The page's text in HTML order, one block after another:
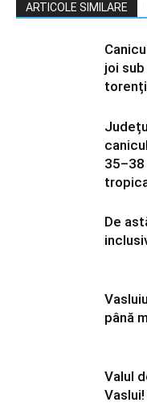
ARTICOLE SIMILARE
joi
De
până
Valul